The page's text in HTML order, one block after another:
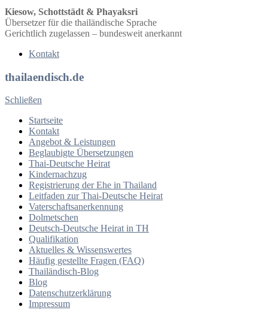
Kiesow, Schottstädt & Phayaksri
Übersetzer für die thailändische Sprache
Gerichtlich zugelassen – bundesweit anerkannt
Kontakt
thailaendisch.de
Schließen
Startseite
Kontakt
Angebot & Leistungen
Beglaubigte Übersetzungen
Thai-Deutsche Heirat
Kindernachzug
Registrierung der Ehe in Thailand
Leitfaden zur Thai-Deutsche Heirat
Vaterschaftsanerkennung
Dolmetschen
Deutsch-Deutsche Heirat in TH
Qualifikation
Aktuelles & Wissenswertes
Häufig gestellte Fragen (FAQ)
Thailändisch-Blog
Blog
Datenschutzerklärung
Impressum